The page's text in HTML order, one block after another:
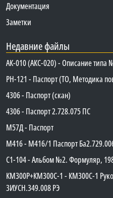
Документация
Заметки
Недавние файлы
АК-010 (АКС-020) - Описание типа
PH-121 - Паспорт (ТО, Методика
4306 - Паспорт (скан)
4306 - Паспорт 2.728.075 ПС
М57Д - Паспорт
М416 - М416/1 Паспорт
C1-104 - Альбом №2. Формуляр,
КМ300Р+КМ300С-1 - КМ300C-1
3ИУСН.349.008 РЭ